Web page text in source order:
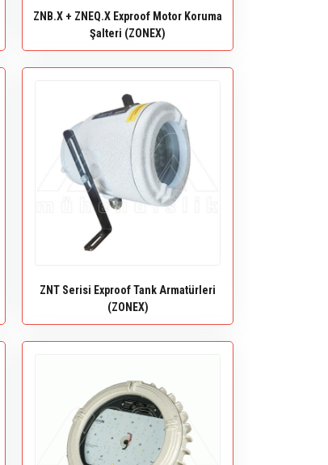
ZNB.X + ZNEQ.X Exproof Motor Koruma
Şalteri (ZONEX)
ZNT Serisi Exproof Tank Armatürleri
(ZONEX)